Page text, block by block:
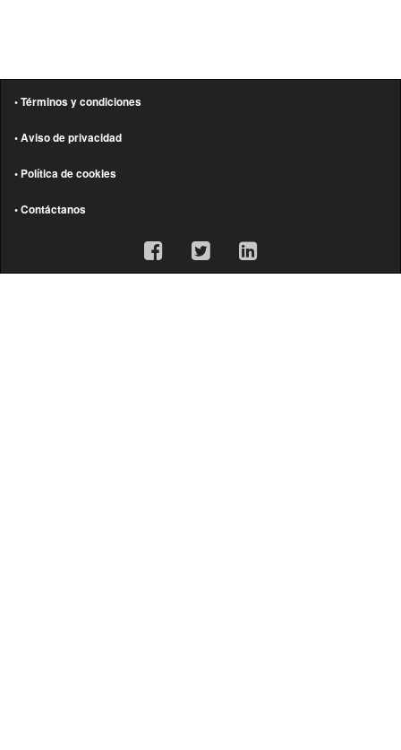
• Términos y condiciones
• Aviso de privacidad
• Política de cookies
• Contáctanos